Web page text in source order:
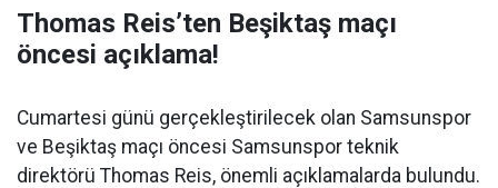
Thomas Reis’ten Beşiktaş maçı
öncesi açıklama!
Cumartesi günü gerçekleştirilecek olan Samsunspor
ve Beşiktaş maçı öncesi Samsunspor teknik
direktörü Thomas Reis, önemli açıklamalarda bulundu.